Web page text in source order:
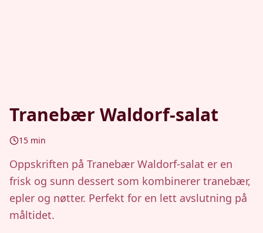
Tranebær Waldorf-salat
15 min
Oppskriften på Tranebær Waldorf-salat er en
frisk og sunn dessert som kombinerer tranebær,
epler og nøtter. Perfekt for en lett avslutning på
måltidet.